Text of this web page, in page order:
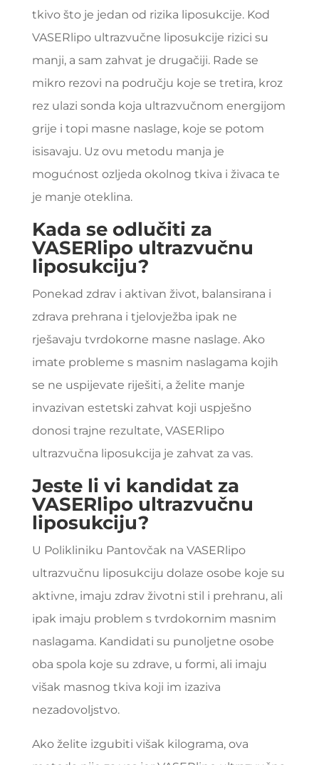
tkivo što je jedan od rizika liposukcije. Kod
VASERlipo ultrazvučne liposukcije rizici su
manji, a sam zahvat je drugačiji. Rade se
mikro rezovi na području koje se tretira, kroz
rez ulazi sonda koja ultrazvučnom energijom
grije i topi masne naslage, koje se potom
isisavaju. Uz ovu metodu manja je
mogućnost ozljeda okolnog tkiva i živaca te
je manje oteklina.
Kada se odlučiti za
VASERlipo ultrazvučnu
liposukciju?
Ponekad zdrav i aktivan život, balansirana i
zdrava prehrana i tjelovježba ipak ne
rješavaju tvrdokorne masne naslage. Ako
imate probleme s masnim naslagama kojih
se ne uspijevate riješiti, a želite manje
invazivan estetski zahvat koji uspješno
donosi trajne rezultate, VASERlipo
ultrazvučna liposukcija je zahvat za vas.
Jeste li vi kandidat za
VASERlipo ultrazvučnu
liposukciju?
U Polikliniku Pantovčak na VASERlipo
ultrazvučnu liposukciju dolaze osobe koje su
aktivne, imaju zdrav životni stil i prehranu, ali
ipak imaju problem s tvrdokornim masnim
naslagama. Kandidati su punoljetne osobe
oba spola koje su zdrave, u formi, ali imaju
višak masnog tkiva koji im izaziva
nezadovoljstvo.
Ako želite izgubiti višak kilograma, ova